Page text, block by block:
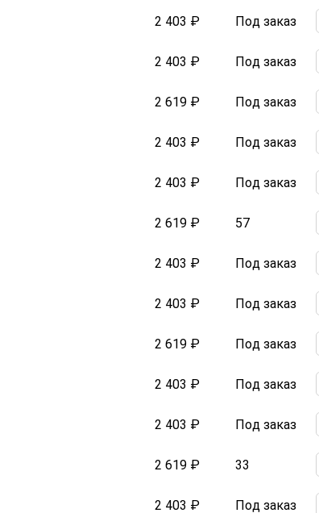
2 403 ₽ Под заказ
2 403 ₽ Под заказ
2 619 ₽ Под заказ
2 403 ₽ Под заказ
2 403 ₽ Под заказ
2 619 ₽ 57
2 403 ₽ Под заказ
2 403 ₽ Под заказ
2 619 ₽ Под заказ
2 403 ₽ Под заказ
2 403 ₽ Под заказ
2 619 ₽ 33
2 403 ₽ Под заказ